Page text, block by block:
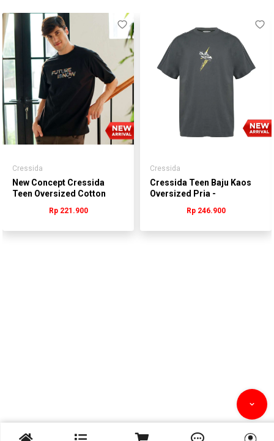
Cressida
New Concept Cressida
Teen Oversized Cotton
- Ttbas.Qo023h
Rp 221.900
Cressida
Cressida Teen Baju Kaos
Oversized Pria -
Rp 246.900